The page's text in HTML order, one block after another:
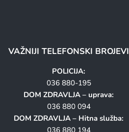
VAŽNIJI TELEFONSKI BROJEVI
POLICIJA:
036 880-195
DOM ZDRAVLJA – uprava:
036 880 094
DOM ZDRAVLJA – Hitna služba:
036 880 194